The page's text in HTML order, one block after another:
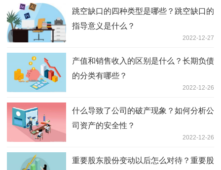
跳空缺口的四种类型是哪些？跳空缺口的
指导意义是什么？
2022-12-27
产值和销售收入的区别是什么？长期负债
的分类有哪些？
2022-12-26
什么导致了公司的破产现象？如何分析公
司资产的安全性？
2022-12-26
重要股东股份变动以后怎么对待？重要股